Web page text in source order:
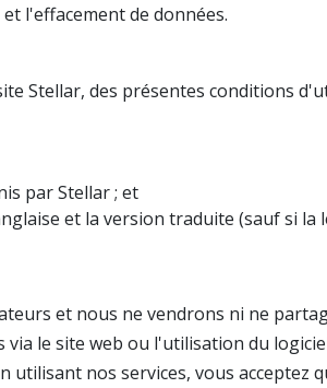
l'effacement de données.
Stellar, des présentes conditions
par Stellar ; et
et la version traduite (sauf si la
et nous ne vendrons ni ne
le site web ou l'utilisation du
utilisant nos services, vous